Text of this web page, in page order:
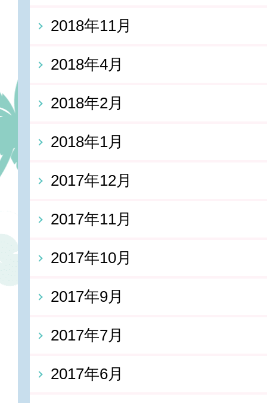
2018年11月
2018年4月
2018年2月
2018年1月
2017年12月
2017年11月
2017年10月
2017年9月
2017年7月
2017年6月